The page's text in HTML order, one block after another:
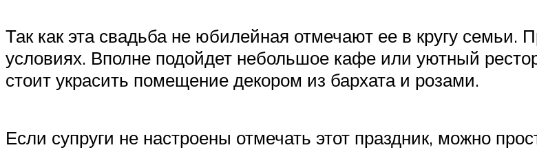
Так как эта свадьба не юбилейная отмечают ее в кругу семьи.
условиях. Вполне подойдет небольшое кафе или уютный
стоит украсить помещение декором из бархата и розами.
Если супруги не настроены отмечать этот праздник, можно